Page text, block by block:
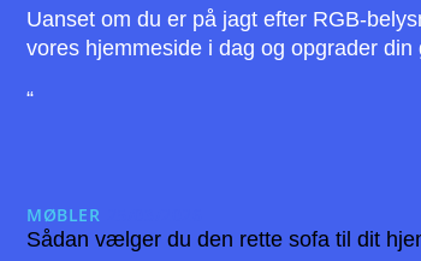
Uanset om du er på jagt efter RGB-
vores hjemmeside i dag og opgrader
“
MØBLER
Sådan vælger du den rette sofa til dit